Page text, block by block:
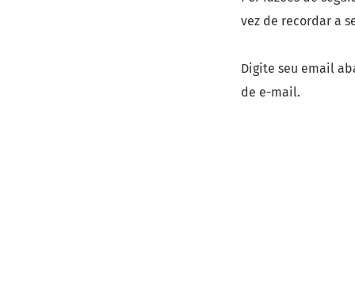
vez de recordar a
Digite seu email
de e-mail.